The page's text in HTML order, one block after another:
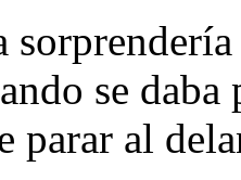
se daba
parar al